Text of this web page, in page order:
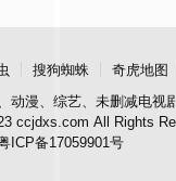
搜狗蜘蛛 奇虎地图
动漫、综艺、未删减电视
ccjdxs.com All Rights
ICP备17059901号